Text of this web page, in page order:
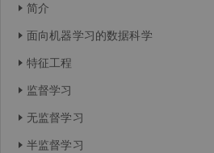
简介
面向机器学习的数据科学
特征工程
监督学习
无监督学习
半监督学习